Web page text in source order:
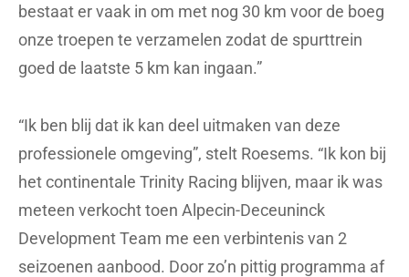
bestaat er vaak in om met nog 30 km voor de boeg
onze troepen te verzamelen zodat de spurttrein
goed de laatste 5 km kan ingaan.”
“Ik ben blij dat ik kan deel uitmaken van deze
professionele omgeving”, stelt Roesems. “Ik kon bij
het continentale Trinity Racing blijven, maar ik was
meteen verkocht toen Alpecin-Deceuninck
Development Team me een verbintenis van 2
seizoenen aanbood. Door zo’n pittig programma af